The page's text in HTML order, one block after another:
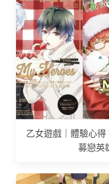
乙女遊戲｜體驗心得
募戀英